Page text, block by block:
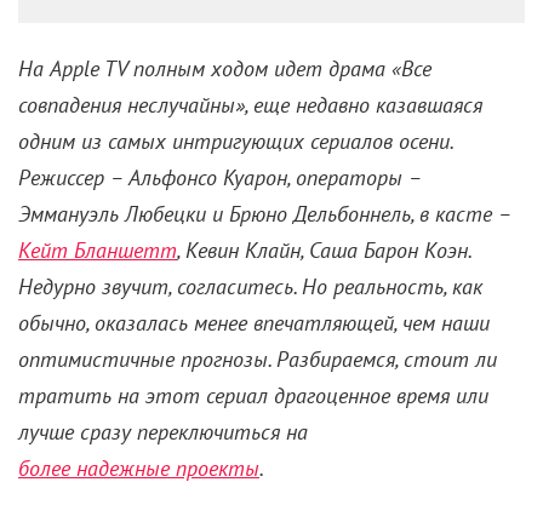
На Apple TV полным ходом идет драма «Все
совпадения неслучайны», еще недавно казавшаяся
одним из самых интригующих сериалов осени.
Режиссер – Альфонсо Куарон, операторы –
Эммануэль Любецки и Брюно Дельбоннель, в касте –
Кейт Бланшетт, Кевин Клайн, Саша Барон Коэн.
Недурно звучит, согласитесь. Но реальность, как
обычно, оказалась менее впечатляющей, чем наши
оптимистичные прогнозы. Разбираемся, стоит ли
тратить на этот сериал драгоценное время или
лучше сразу переключиться на
более надежные проекты.